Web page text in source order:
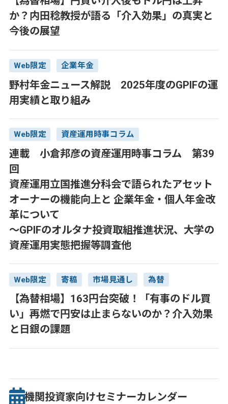
か？内田稔教授が語る「介入効果」の真実と
今後の展望
Web限定 企業年金
野村年金ニュース解説 2025年度のGPIFの運
用実績と取り組み
Web限定 資産運用時事コラム
連載 小倉邦彦の資産運用時事コラム 第39
回
資産運用立国推進分科会で語られたアセット
オーナーの機能向上と 企業年金・個人年金改
革について
～GPIFのオルタナ投資取組推進状況、大学の
資産運用実態把握等調査他
Web限定 寄稿 市場見通し 為替
【為替相場】163円台突破！「有事のドル買
い」再燃で円安は止まらないのか？介入効果
と日銀の課題
機関投資家向けセミナーカレンダー